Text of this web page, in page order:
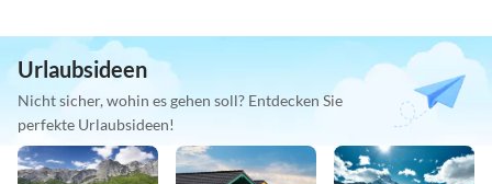
Urlaubsideen
Nicht sicher, wohin es gehen soll? Entdecken Sie
perfekte Urlaubsideen!